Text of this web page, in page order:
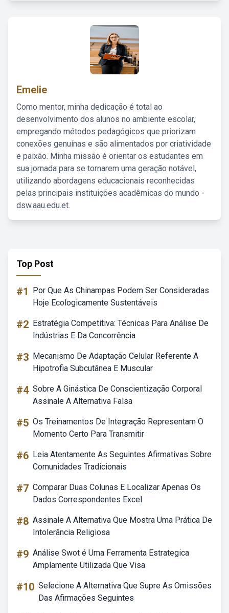
Emelie
Como mentor, minha dedicação é total ao
desenvolvimento dos alunos no ambiente escolar,
empregando métodos pedagógicos que priorizam
conexões genuínas e são alimentados por criatividade
e paixão. Minha missão é orientar os estudantes em
sua jornada para se tornarem uma geração notável,
utilizando abordagens educacionais reconhecidas
pelas principais instituições acadêmicas do mundo -
dsw.aau.edu.et.
Top Post
#1
Por Que As Chinampas Podem Ser Consideradas
Hoje Ecologicamente Sustentáveis
#2 Estratégia Competitiva: Técnicas Para Análise De
Indústrias E Da Concorrência
#3 Mecanismo De Adaptação Celular Referente A
Hipotrofia Subcutânea E Muscular
#4 Sobre A Ginástica De Conscientização Corporal
Assinale A Alternativa Falsa
#5 Os Treinamentos De Integração Representam O
Momento Certo Para Transmitir
#6 Leia Atentamente As Seguintes Afirmativas Sobre
Comunidades Tradicionais
#7 Comparar Duas Colunas E Localizar Apenas Os
Dados Correspondentes Excel
#8 Assinale A Alternativa Que Mostra Uma Prática De
Intolerância Religiosa
#9 Análise Swot é Uma Ferramenta Estrategica
Amplamente Utilizada Que Visa
#10 Selecione A Alternativa Que Supre As Omissões
Das Afirmações Seguintes